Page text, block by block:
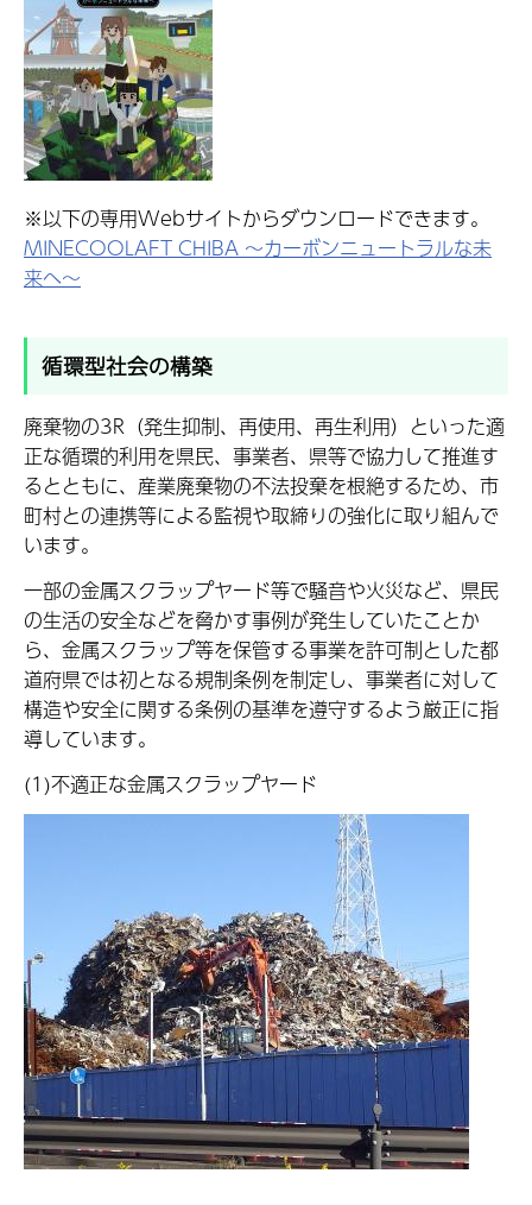
※以下の専用Webサイトからダウンロードできます。
MINECOOLAFT CHIBA ～カーボンニュートラルな未
来へ～
循環型社会の構築
廃棄物の3R（発生抑制、再使用、再生利用）といった適
正な循環的利用を県民、事業者、県等で協力して推進す
るとともに、産業廃棄物の不法投棄を根絶するため、市
町村との連携等による監視や取締りの強化に取り組んで
います。
一部の金属スクラップヤード等で騒音や火災など、県民
の生活の安全などを脅かす事例が発生していたことか
ら、金属スクラップ等を保管する事業を許可制とした都
道府県では初となる規制条例を制定し、事業者に対して
構造や安全に関する条例の基準を遵守するよう厳正に指
導しています。
(1)不適正な金属スクラップヤード